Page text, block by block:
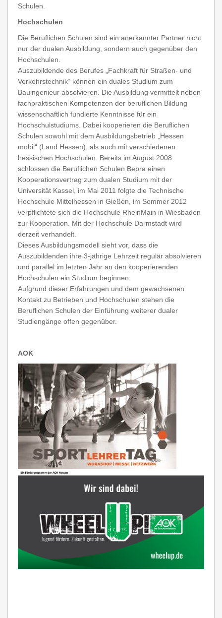
Schulen.
Hochschulen
Die Beruflichen Schulen sind ein anerkannter Partner nicht
nur der dualen Ausbildung, sondern auch gegenüber den
Hochschulen.
Auszubildende des Berufes „Fachkraft für Straßen- und
Verkehrstechnik“ können ein duales Studium zum
Bauingenieur absolvieren. Die Ausbildung vermittelt neben
fachpraktischen Kompetenzen der beruflichen Bildung
wissenschaftlich fundierte Kenntnisse für ein
Hochschulstudiums. Dabei kooperieren die Beruflichen
Schulen sowohl mit dem Ausbildungsbetrieb „Hessen
mobil“ (Land Hessen), als auch mit verschiedenen
hessischen Hochschulen. Bereits im August 2008
schlossen die Beruflichen Schulen Bebra einen
Kooperationsvertrag zum dualen Studium mit der
Universität Kassel, im Mai 2011 folgte die Technische
Hochschule Mittelhessen in Gießen, im Sommer 2012
verpflichtete sich die Hochschule RheinMain in Wiesbaden
zur Kooperation. Mit der Hochschule Darmstadt wird
derzeit verhandelt.
Dieses Ausbildungsmodell sieht vor, dass die
Auszubildenden ihre 3-jährige Lehrzeit regulär absolvieren
und parallel im letzten Jahr an den kooperierenden
Hochschulen ein Studium beginnen.
Aufgrund dieser Erfahrungen und dem gewachsenen
Kontakt zu Betrieben und Hochschulen stehen die
Beruflichen Schulen der Einführung weiterer dualer
Studiengänge offen gegenüber.
AOK